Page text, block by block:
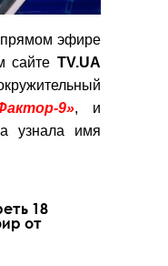
прямом эфире
сайтеTV.UA
9», и
узнала имя
18
от